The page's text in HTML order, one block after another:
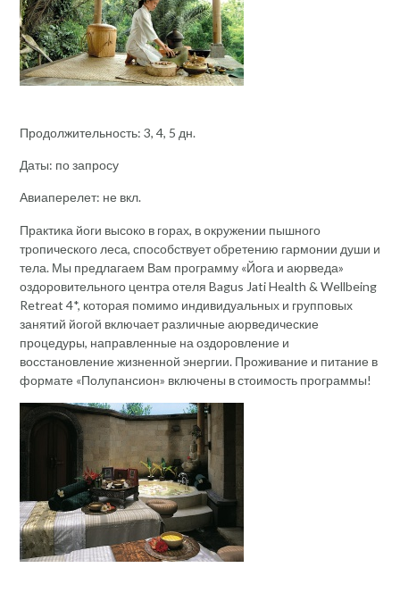
Продолжительность: 3, 4, 5 дн.
Даты: по запросу
Авиаперелет: не вкл.
Практика йоги высоко в горах, в окружении пышного
тропического леса, способствует обретению гармонии души и
тела. Мы предлагаем Вам программу «Йога и аюрведа»
оздоровительного центра отеля Bagus Jati Health & Wellbeing
Retreat 4*, которая помимо индивидуальных и групповых
занятий йогой включает различные аюрведические
процедуры, направленные на оздоровление и
восстановление жизненной энергии. Проживание и питание в
формате «Полупансион» включены в стоимость программы!